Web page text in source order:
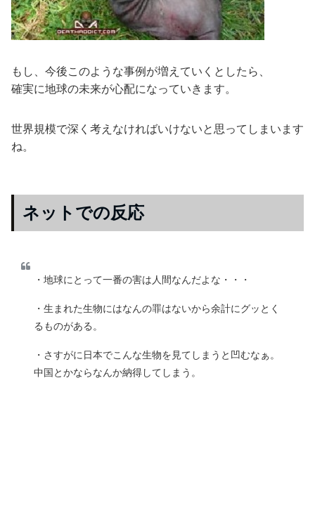
もし、今後このような事例が増えていくとしたら、
確実に地球の未来が心配になっていきます。
世界規模で深く考えなければいけないと思ってしまいます
ね。
ネットでの反応
・地球にとって一番の害は人間なんだよな・・・
・生まれた生物にはなんの罪はないから余計にグッとく
るものがある。
・さすがに日本でこんな生物を見てしまうと凹むなぁ。
中国とかならなんか納得してしまう。